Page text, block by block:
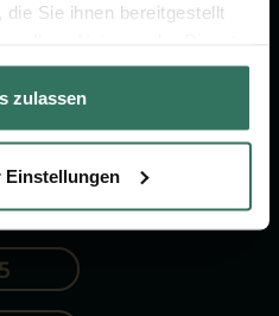
Sie ihnen bereitgestellt
zulassen
Einstellungen
Portal
registrieren